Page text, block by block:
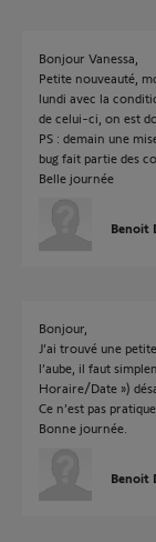
Bonjour Vanessa,
Petite nouveauté,
lundi avec la
de celui-ci, on est
PS : demain une
bug fait partie des
Belle journée
Benoit
Bonjour,
J’ai trouvé une
l’aube, il faut
Horaire/Date »)
Ce n’est pas
Bonne journée.
Benoit